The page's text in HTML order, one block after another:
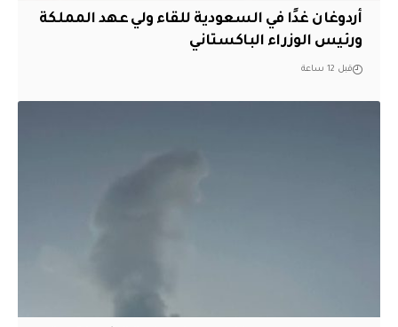
أردوغان غدًا في السعودية للقاء ولي عهد المملكة
ورئيس الوزراء الباكستاني
قبل 12 ساعة